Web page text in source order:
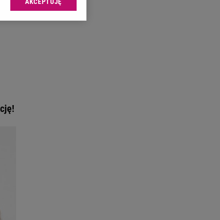
sp. z o.o., jej
danych poprzez
celów identyfikacji.
reklam i treści,